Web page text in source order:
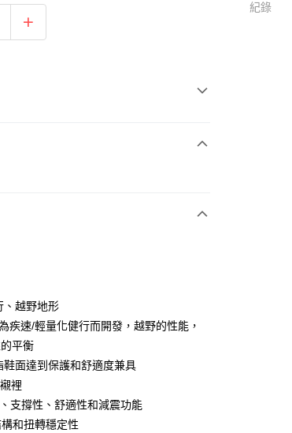
台灣大哥大用戶可立即使用無須另外申請。
、越野地形
疾速/輕量化健行而開發，越野的性能，
平衡
面達到保護和舒適度兼具
裡
支撐性、舒適性和減震功能
和扭轉穩定性
紀錄